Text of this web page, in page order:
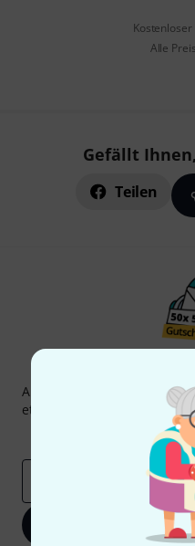
Alle
Gefällt
Teilen
Abonniere den Thomann
etwas Glück einen von
50
Inspirierende Beiträge
Jetzt